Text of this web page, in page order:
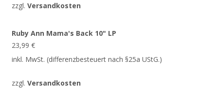
zzgl. Versandkosten
Ruby Ann Mama's Back 10" LP
23,99 €
inkl. MwSt. (differenzbesteuert nach §25a UStG.)
zzgl. Versandkosten